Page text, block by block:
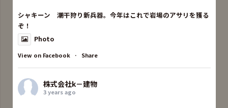
シャキーン 潮干狩り新兵器。今年はこれで岩場のアサリを獲る
ぞ！
Photo
View on Facebook · Share
株式会社k－建物
3 years ago